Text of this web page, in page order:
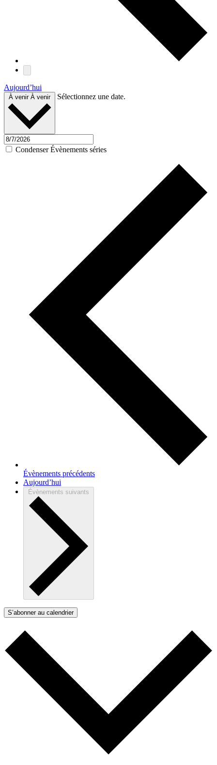
Aujourd’hui
À venir À venir Sélectionnez une date.
Condenser Évènements séries
Évènements précédents
Aujourd’hui
Évènements suivants
S’abonner au calendrier